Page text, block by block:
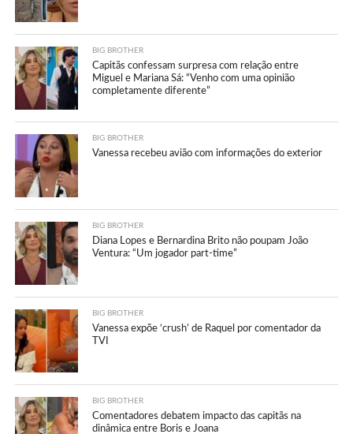
BIG BROTHER
Capitãs confessam surpresa com relação entre
Miguel e Mariana Sá: “Venho com uma opinião
completamente diferente”
BIG BROTHER
Vanessa recebeu avião com informações do exterior
BIG BROTHER
Diana Lopes e Bernardina Brito não poupam João
Ventura: “Um jogador part-time”
BIG BROTHER
Vanessa expõe ‘crush’ de Raquel por comentador da
TVI
BIG BROTHER
Comentadores debatem impacto das capitãs na
dinâmica entre Boris e Joana